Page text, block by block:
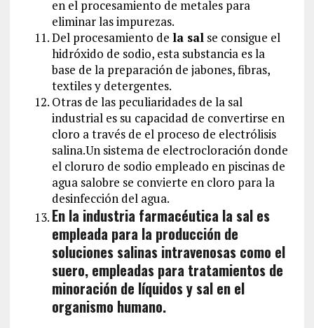
en el procesamiento de metales para
eliminar las impurezas.
Del procesamiento de la salse consigue el
hidróxido de sodio, esta substancia es la
base de la preparación de jabones, fibras,
textiles y detergentes.
Otras de las peculiaridades de la sal
industrial es su capacidad de convertirse en
cloro a través de el proceso de electrólisis
salina.Un sistema de electrocloración donde
el cloruro de sodio empleado en piscinas de
agua salobre se convierte en cloro para la
desinfección del agua.
En la industria farmacéutica la sal es
empleada para la producción de
soluciones salinas intravenosas como el
suero, empleadas para tratamientos de
minoración de líquidos y sal en el
organismo humano.